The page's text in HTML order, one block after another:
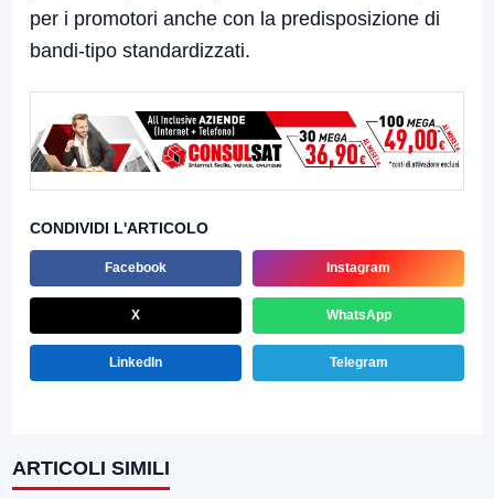
per i promotori anche con la predisposizione di
bandi-tipo standardizzati.
CONDIVIDI L'ARTICOLO
Facebook Instagram
X WhatsApp
LinkedIn Telegram
ARTICOLI SIMILI